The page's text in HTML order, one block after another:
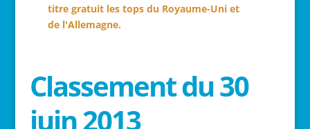
titre gratuit les tops du Royaume-Uni et
de l'Allemagne.
Classement du 30
juin 2013